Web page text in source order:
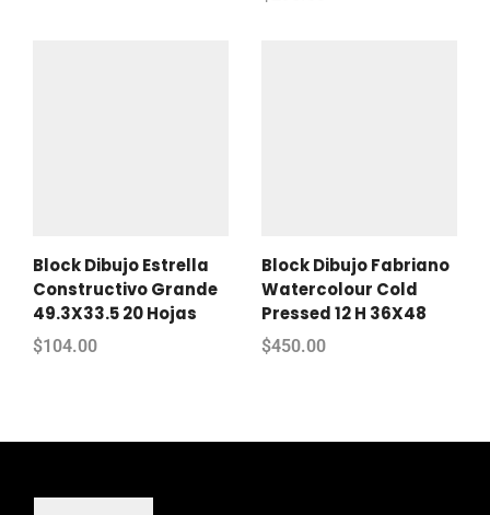
Block Dibujo Estrella
Constructivo Grande
49.3X33.5 20 Hojas
$104.00
Block Dibujo Fabriano
Watercolour Cold
Pressed 12 H 36X48
$450.00